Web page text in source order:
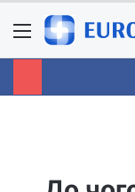
Menu